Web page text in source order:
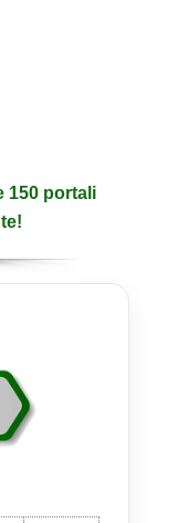
150 portali